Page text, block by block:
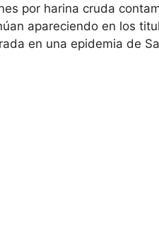
por harina cruda
apareciendo en los
en una epidemia de